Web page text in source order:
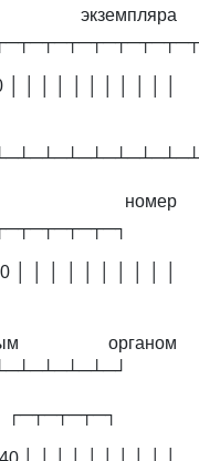
│ │ │ │ │ │ │ │ │ │ │
номер
│ │ │ │ │ │ │ │ │ │
органом
┌─┬─┬─┬─┐